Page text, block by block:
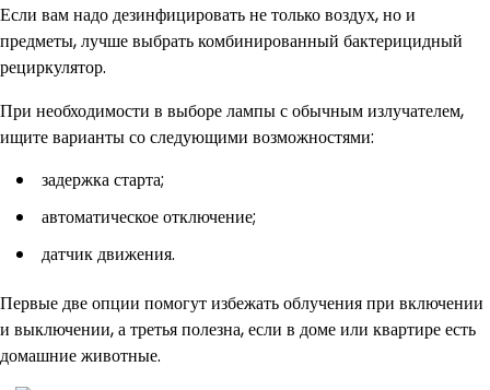
Если вам надо дезинфицировать не только воздух, но и
предметы, лучше выбрать комбинированный бактерицидный
рециркулятор.
При необходимости в выборе лампы с обычным излучателем,
ищите варианты со следующими возможностями:
задержка старта;
автоматическое отключение;
датчик движения.
Первые две опции помогут избежать облучения при включении
и выключении, а третья полезна, если в доме или квартире есть
домашние животные.